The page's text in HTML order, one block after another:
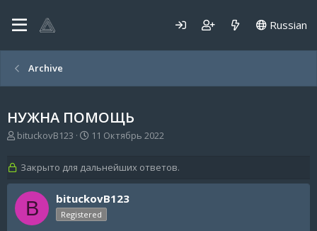
Russian
Archive
НУЖНА ПОМОЩЬ
А
о
р
т
м
bituckovB123
Д
а
н
а
ч
а
11 Октябрь 2022
Закрыто для дальнейших ответов.
B bituckovB123
Registered